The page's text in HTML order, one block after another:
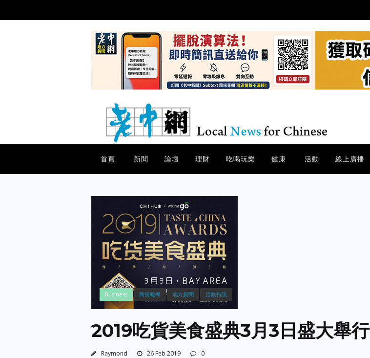
首頁 新聞 論壇 理財 吃喝玩樂 健康 活動 線上廣播
Business 商情報導 地方新聞 活動特訊
2019吃貨美食盛典3月3日盛大舉行
Raymond 26 Feb 2019 0